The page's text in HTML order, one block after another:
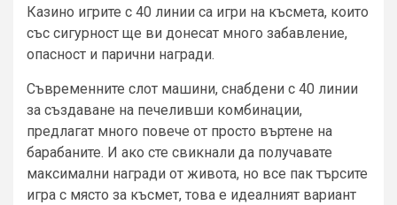
Казино игрите с 40 линии са игри на късмета, които
със сигурност ще ви донесат много забавление,
опасност и парични награди.
Съвременните слот машини, снабдени с 40 линии
за създаване на печеливши комбинации,
предлагат много повече от просто въртене на
барабаните. И ако сте свикнали да получавате
максимални награди от живота, но все пак търсите
игра с място за късмет, това е идеалният вариант